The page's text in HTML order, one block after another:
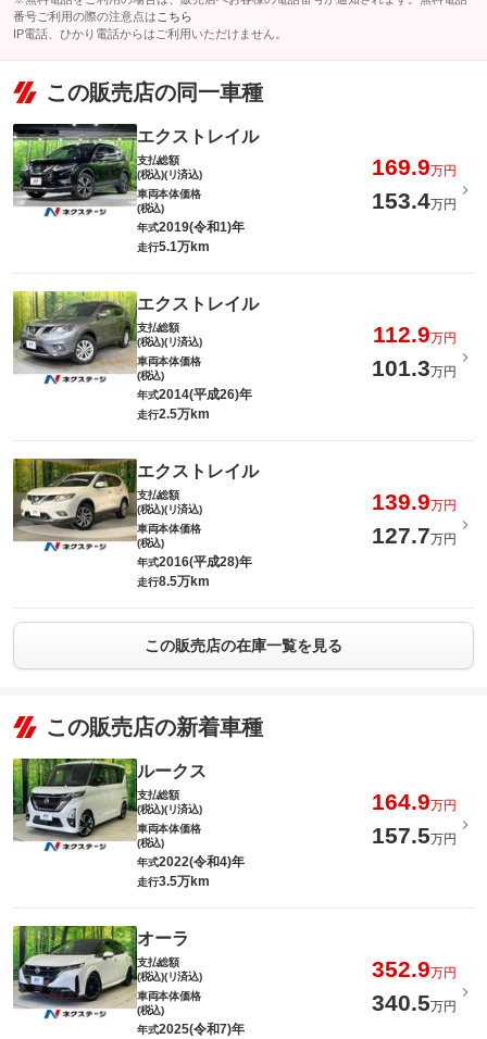
番号ご利用の際の注意点は こちら
IP電話、ひかり電話からはご利用いただけません。
この販売店の同一車種
エクストレイル
支払総額
(税込)(リ済込)
169.9万円
車両本体価格
(税込)
153.4万円
年式2019(令和1)年
走行5.1万km
エクストレイル
支払総額
(税込)(リ済込)
112.9万円
車両本体価格
(税込)
101.3万円
年式2014(平成26)年
走行2.5万km
エクストレイル
支払総額
(税込)(リ済込)
139.9万円
車両本体価格
(税込)
127.7万円
年式2016(平成28)年
走行8.5万km
この販売店の在庫一覧を見る
この販売店の新着車種
ルークス
支払総額
(税込)(リ済込)
164.9万円
車両本体価格
(税込)
157.5万円
年式2022(令和4)年
走行3.5万km
オーラ
支払総額
(税込)(リ済込)
352.9万円
車両本体価格
(税込)
340.5万円
年式2025(令和7)年